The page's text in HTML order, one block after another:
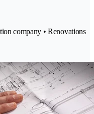
company • Renovations